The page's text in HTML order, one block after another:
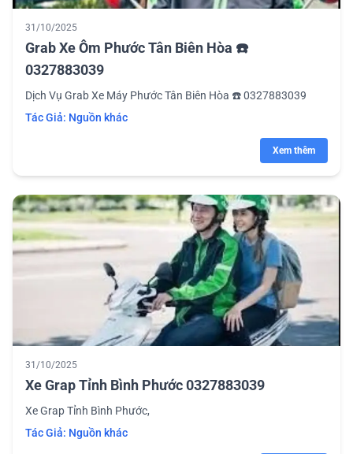
31/10/2025
Grab Xe Ôm Phước Tân Biên Hòa ☎️
0327883039
Dịch Vụ Grab Xe Máy Phước Tân Biên Hòa ☎️ 0327883039
Tác Giả: Nguồn khác
Xem thêm
31/10/2025
Xe Grap Tỉnh Bình Phước 0327883039
Xe Grap Tỉnh Bình Phước,
Tác Giả: Nguồn khác